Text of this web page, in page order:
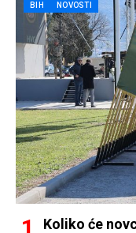
BIH NOVOSTI
Koliko će